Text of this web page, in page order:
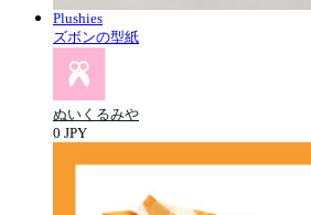
Plushies
ズボンの型紙
ぬいくるみや
0 JPY